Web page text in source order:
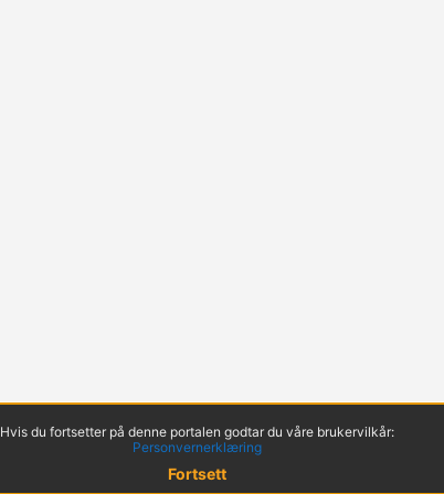
Hvis du fortsetter på denne portalen godtar du våre brukervilkår:
Personvernerklæring
Fortsett